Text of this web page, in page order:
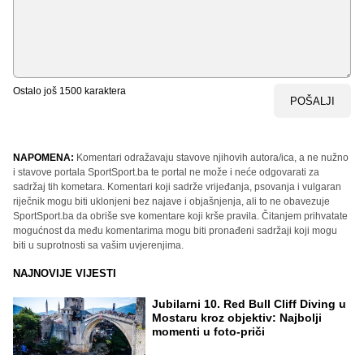
Ostalo još 1500 karaktera
POŠALJI
NAPOMENA: Komentari odražavaju stavove njihovih autora/ica, a ne nužno
i stavove portala SportSport.ba te portal ne može i neće odgovarati za
sadržaj tih kometara. Komentari koji sadrže vrijeđanja, psovanja i vulgaran
riječnik mogu biti uklonjeni bez najave i objašnjenja, ali to ne obavezuje
SportSport.ba da obriše sve komentare koji krše pravila. Čitanjem prihvatate
mogućnost da među komentarima mogu biti pronađeni sadržaji koji mogu
biti u suprotnosti sa vašim uvjerenjima.
NAJNOVIJE VIJESTI
Jubilarni 10. Red Bull Cliff Diving u
Mostaru kroz objektiv: Najbolji
momenti u foto-priči